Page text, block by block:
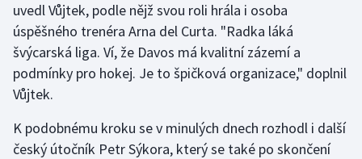
Golf
Gymnastika
Házená
Jezdectví
uvedl Vůjtek, podle nějž svou roli hrála i osoba
úspěšného trenéra Arna del Curta. "Radka láká
švýcarská liga. Ví, že Davos má kvalitní zázemí a
podmínky pro hokej. Je to špičková organizace," doplnil
Vůjtek.
K podobnému kroku se v minulých dnech rozhodl i další
český útočník Petr Sýkora, který se také po skončení